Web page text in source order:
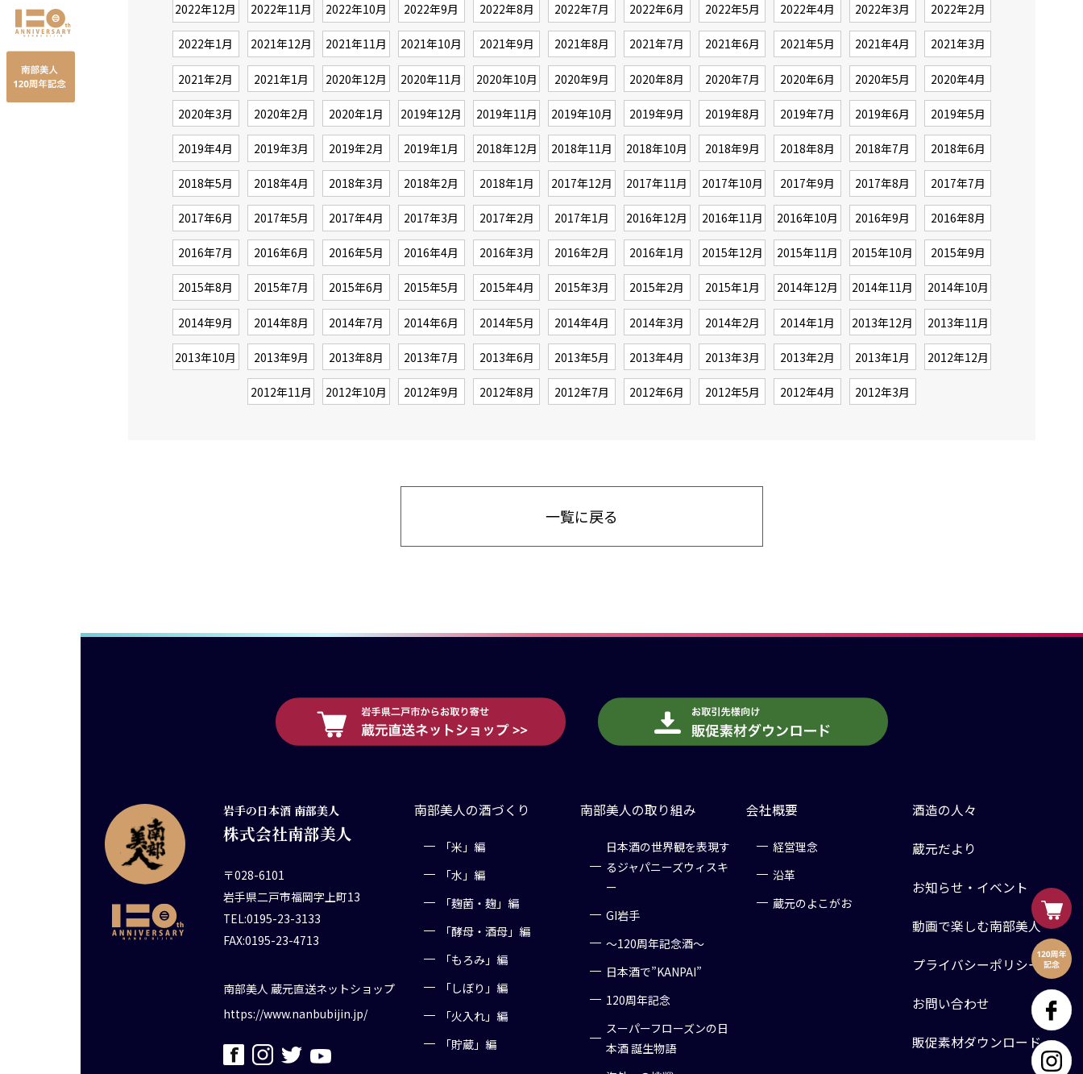
2022年12月 2022年11月 2022年10月 2022年9月 2022年8月 2022年7月 2022年6月 2022年5月 2022年4月 2022年3月 2022年2月
2022年1月 2021年12月 2021年11月 2021年10月 2021年9月 2021年8月 2021年7月 2021年6月 2021年5月 2021年4月 2021年3月
2021年2月 2021年1月 2020年12月 2020年11月 2020年10月 2020年9月 2020年8月 2020年7月 2020年6月 2020年5月 2020年4月
2020年3月 2020年2月 2020年1月 2019年12月 2019年11月 2019年10月 2019年9月 2019年8月 2019年7月 2019年6月 2019年5月
2019年4月 2019年3月 2019年2月 2019年1月 2018年12月 2018年11月 2018年10月 2018年9月 2018年8月 2018年7月 2018年6月
2018年5月 2018年4月 2018年3月 2018年2月 2018年1月 2017年12月 2017年11月 2017年10月 2017年9月 2017年8月 2017年7月
2017年6月 2017年5月 2017年4月 2017年3月 2017年2月 2017年1月 2016年12月 2016年11月 2016年10月 2016年9月 2016年8月
2016年7月 2016年6月 2016年5月 2016年4月 2016年3月 2016年2月 2016年1月 2015年12月 2015年11月 2015年10月 2015年9月
2015年8月 2015年7月 2015年6月 2015年5月 2015年4月 2015年3月 2015年2月 2015年1月 2014年12月 2014年11月 2014年10月
2014年9月 2014年8月 2014年7月 2014年6月 2014年5月 2014年4月 2014年3月 2014年2月 2014年1月 2013年12月 2013年11月
2013年10月 2013年9月 2013年8月 2013年7月 2013年6月 2013年5月 2013年4月 2013年3月 2013年2月 2013年1月 2012年12月
2012年11月 2012年10月 2012年9月 2012年8月 2012年7月 2012年6月 2012年5月 2012年4月 2012年3月
一覧に戻る
岩手の日本酒 南部美人
株式会社南部美人
〒028-6101
岩手県二戸市福岡字上町13
TEL:0195-23-3133
FAX:0195-23-4713
南部美人 蔵元直送ネットショップ
https://www.nanbubijin.jp/
南部美人の酒づくり
「米」編
「水」編
「麹菌・麹」編
「酵母・酒母」編
「もろみ」編
「しぼり」編
「火入れ」編
「貯蔵」編
南部美人の取り組み
日本酒の世界観を表現す
るジャパニーズウィスキ
ー
GI岩手
～120周年記念酒～
日本酒で”KANPAI”
120周年記念
スーパーフローズンの日
本酒 誕生物語
会社概要
経営理念
沿革
蔵元のよこがお
酒造の人々
蔵元だより
お知らせ・イベント
動画で楽しむ南部美人
プライバシーポリシー
お問い合わせ
販促素材ダウンロード